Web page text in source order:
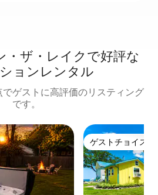
・ザ・レイクで好評な
ョンレンタル
ゲストに高評価のリスティング
です。
ゲストチョイス
ゲストチョイス